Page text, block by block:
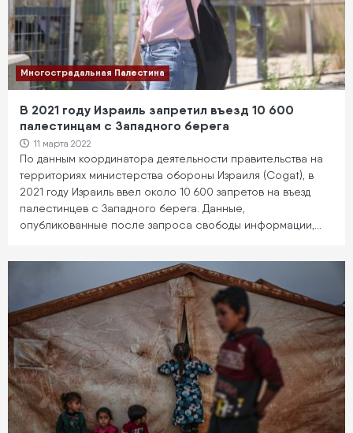
Многострадальная Палестина
В 2021 году Израиль запретил въезд 10 600
палестинцам с Западного берега
11 марта 2022
По данным координатора деятельности правительства на
территориях министерства обороны Израиля (Cogat), в
2021 году Израиль ввел около 10 600 запретов на въезд
палестинцев с Западного берега. Данные,
опубликованные после запроса свободы информации,…